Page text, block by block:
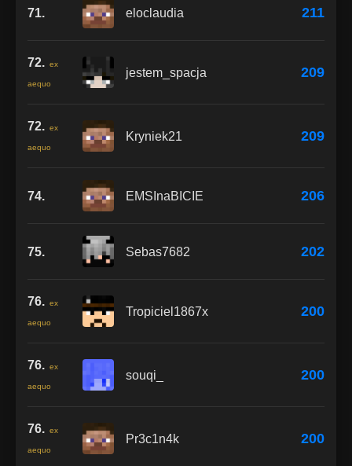
71. eloclaudia 211
72. ex
aequo
jestem_spacja 209
72. ex
aequo
Kryniek21 209
74. EMSInaBICIE 206
75. Sebas7682 202
76. ex
aequo
Tropiciel1867x 200
76. ex
aequo
souqi_ 200
76. ex
aequo
Pr3c1n4k 200